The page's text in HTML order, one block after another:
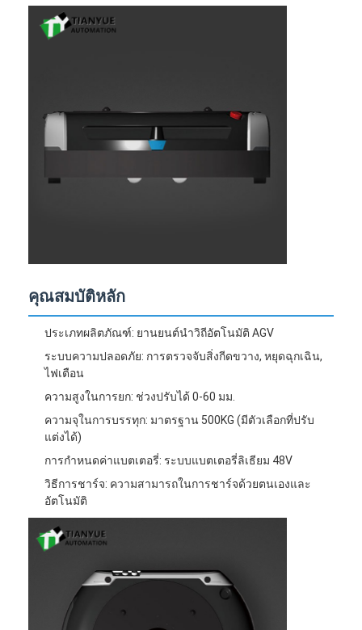
ติดต่อเรา
โรบ็อตเคลื่อนที่แบบอิสระ AMR
รถขนส่งเก็บของสามมิติ
อุปกรณ์ชาร์จรองรับ AGV
ส่วนประกอบของ AGV Mecanum ล้อ ขับ
การขับเคลื่อนการประกอบสเตียร์วอลล์ AGV
การจัดเก็บ AGV การจัดตั้งกลไกยก
อุปกรณ์อัตโนมัติที่ไม่ใช่มาตรฐาน
คุณสมบัติหลัก
ประเภทผลิตภัณฑ์: ยานยนต์นำวิถีอัตโนมัติ AGV
ระบบความปลอดภัย: การตรวจจับสิ่งกีดขวาง, หยุดฉุกเฉิน,
ไฟเตือน
ความสูงในการยก: ช่วงปรับได้ 0-60 มม.
ความจุในการบรรทุก: มาตรฐาน 500KG (มีตัวเลือกที่ปรับ
แต่งได้)
การกำหนดค่าแบตเตอรี่: ระบบแบตเตอรี่ลิเธียม 48V
วิธีการชาร์จ: ความสามารถในการชาร์จด้วยตนเองและ
อัตโนมัติ